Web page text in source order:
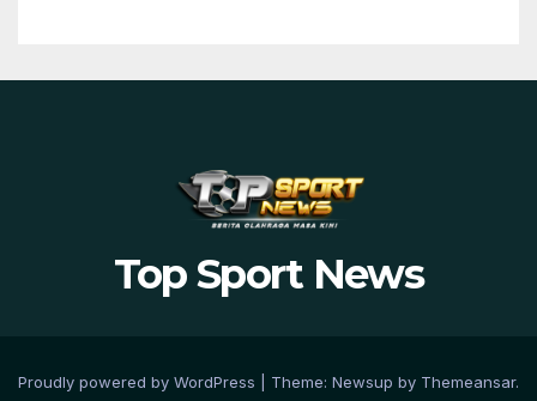
Top Sport News
Proudly powered by WordPress Theme: Newsup by Themeansar.